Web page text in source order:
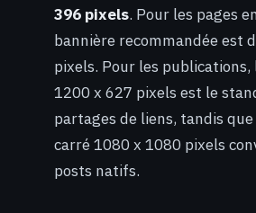
396 pixels. Pour les pages
bannière recommandée est
pixels. Pour les
1200 x 627 pixels est le
partages de liens, tandis
carré 1080 x 1080 pixels
posts natifs.